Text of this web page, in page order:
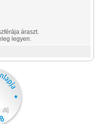
áraszt.
legyen.